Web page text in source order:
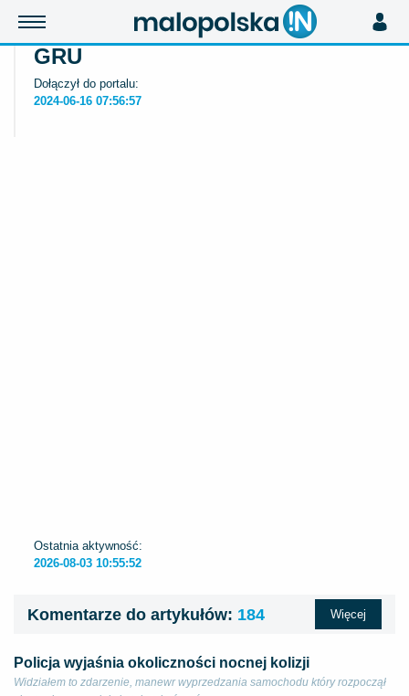
GRU
Dołączył do portalu:
2024-06-16 07:56:57
Ostatnia aktywność:
2026-08-03 10:55:52
Komentarze do artykułów: 184 Więcej
Policja wyjaśnia okoliczności nocnej kolizji
Widziałem to zdarzenie, manewr wyprzedzania samochodu który rozpoczął